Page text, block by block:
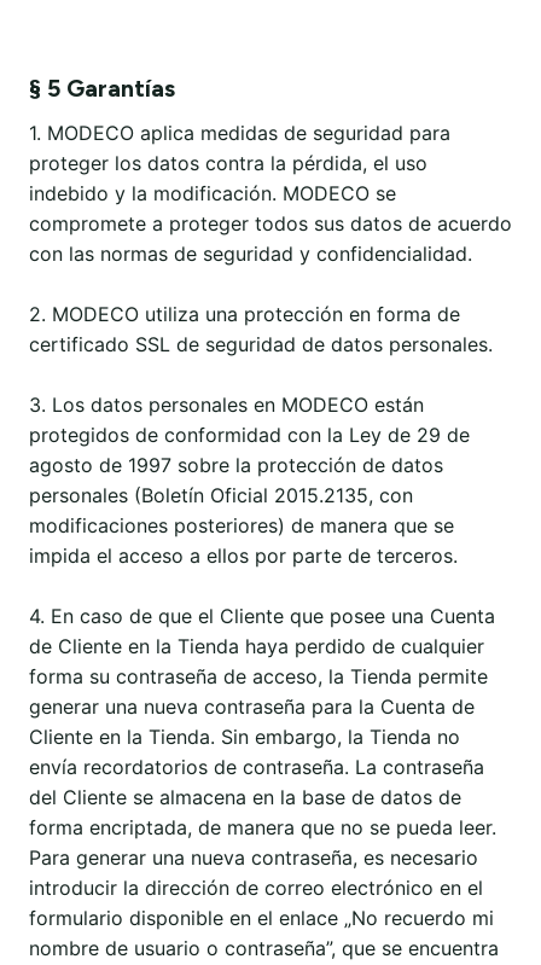
§ 5 Garantías
1. MODECO aplica medidas de seguridad para
proteger los datos contra la pérdida, el uso
indebido y la modificación. MODECO se
compromete a proteger todos sus datos de acuerdo
con las normas de seguridad y confidencialidad.
2. MODECO utiliza una protección en forma de
certificado SSL de seguridad de datos personales.
3. Los datos personales en MODECO están
protegidos de conformidad con la Ley de 29 de
agosto de 1997 sobre la protección de datos
personales (Boletín Oficial 2015.2135, con
modificaciones posteriores) de manera que se
impida el acceso a ellos por parte de terceros.
4. En caso de que el Cliente que posee una Cuenta
de Cliente en la Tienda haya perdido de cualquier
forma su contraseña de acceso, la Tienda permite
generar una nueva contraseña para la Cuenta de
Cliente en la Tienda. Sin embargo, la Tienda no
envía recordatorios de contraseña. La contraseña
del Cliente se almacena en la base de datos de
forma encriptada, de manera que no se pueda leer.
Para generar una nueva contraseña, es necesario
introducir la dirección de correo electrónico en el
formulario disponible en el enlace „No recuerdo mi
nombre de usuario o contraseña”, que se encuentra